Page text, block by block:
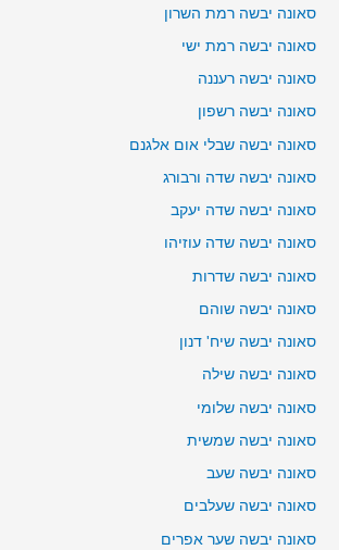
סאונה יבשה רמת השרון
סאונה יבשה רמת ישי
סאונה יבשה רעננה
סאונה יבשה רשפון
סאונה יבשה שבלי אום אלגנם
סאונה יבשה שדה ורבורג
סאונה יבשה שדה יעקב
סאונה יבשה שדה עוזיהו
סאונה יבשה שדרות
סאונה יבשה שוהם
סאונה יבשה שיח' דנון
סאונה יבשה שילה
סאונה יבשה שלומי
סאונה יבשה שמשית
סאונה יבשה שעב
סאונה יבשה שעלבים
סאונה יבשה שער אפרים